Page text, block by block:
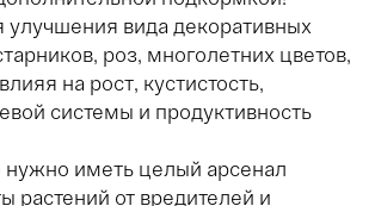
вида декоративных
роз, многолетних цветов,
на рост, кустистость,
системы и продуктивность
иметь целый арсенал
растений от вредителей и